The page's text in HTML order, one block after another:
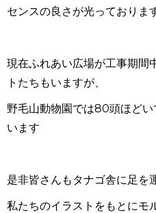
センスの良さが光っておりま
現在ふれあい広場が工事期間
トたちもいますが、
野毛山動物園では80頭ほどい
います
是非皆さんもタナゴ舎に足を
私たちのイラストをもとにモ